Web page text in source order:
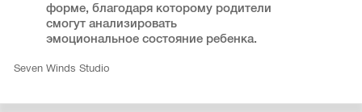
форме, благодаря которому родители
смогут анализировать
эмоциональное состояние ребенка.
Seven Winds Studio